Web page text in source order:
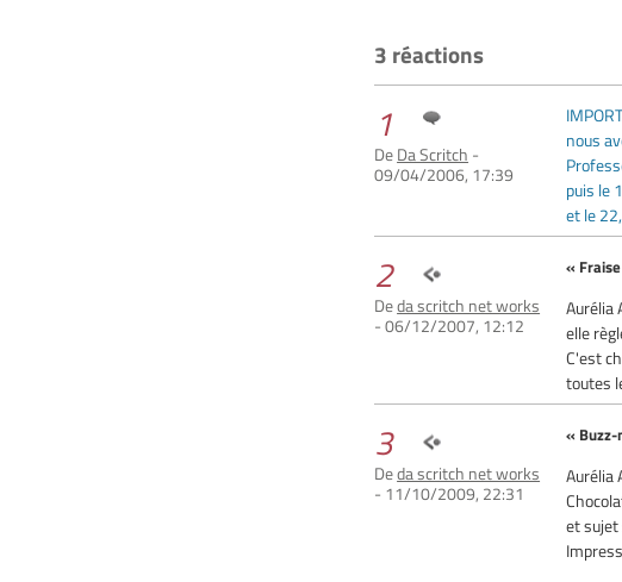
3 réactions
1
DeDa Scritch -
09/04/2006, 17:39
nous
puis le
et le
2
Deda scritch net works
- 06/12/2007, 12:12
«
Aurélia
elle
C'est
toutes
3
Deda scritch net works
- 11/10/2009, 22:31
«
Aurélia
et